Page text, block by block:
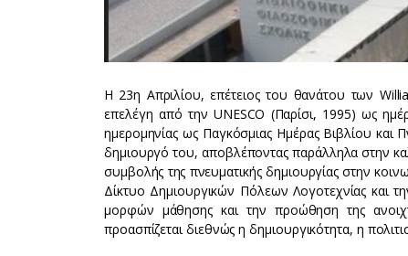
Η 23η Απριλίου, επέτειος του θανάτου των
επελέγη από την UNESCO (Παρίσι, 1995) ως
ημερομηνίας ως Παγκόσμιας Ημέρας Βιβλίου και
δημιουργό του, αποβλέποντας παράλληλα στην
συμβολής της πνευματικής δημιουργίας στην
Δίκτυο Δημιουργικών Πόλεων Λογοτεχνίας και
μορφών μάθησης και την προώθηση της
προασπίζεται διεθνώς η δημιουργικότητα, η